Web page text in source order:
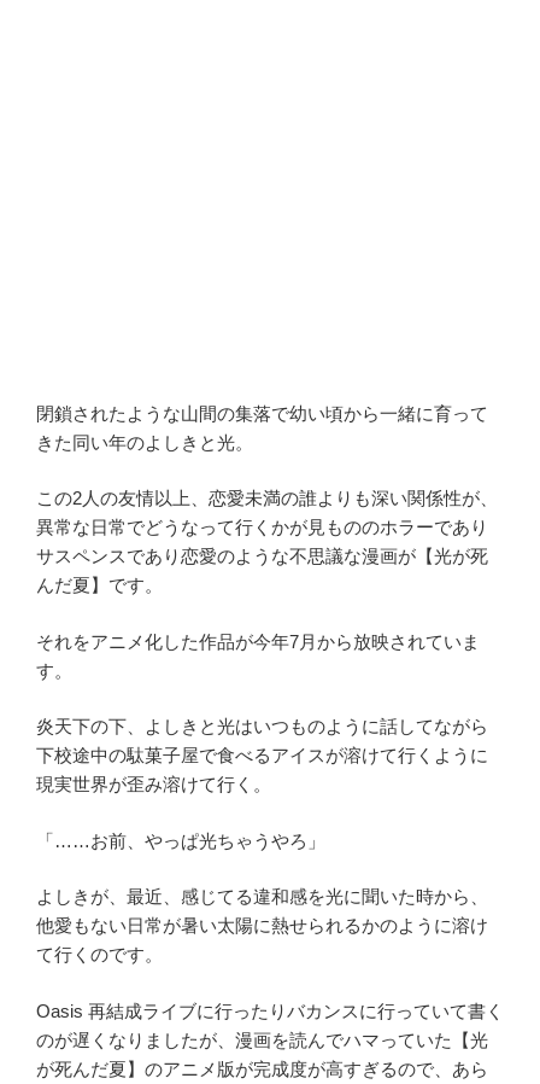
閉鎖されたような山間の集落で幼い頃から一緒に育って
きた同い年のよしきと光。
この2人の友情以上、恋愛未満の誰よりも深い関係性が、
異常な日常でどうなって行くかが見もののホラーであり
サスペンスであり恋愛のような不思議な漫画が【光が死
んだ夏】です。
それをアニメ化した作品が今年7月から放映されていま
す。
炎天下の下、よしきと光はいつものように話してながら
下校途中の駄菓子屋で食べるアイスが溶けて行くように
現実世界が歪み溶けて行く。
「……お前、やっぱ光ちゃうやろ」
よしきが、最近、感じてる違和感を光に聞いた時から、
他愛もない日常が暑い太陽に熱せられるかのように溶け
て行くのです。
Oasis 再結成ライブに行ったりバカンスに行っていて書く
のが遅くなりましたが、漫画を読んでハマっていた【光
が死んだ夏】のアニメ版が完成度が高すぎるので、あら